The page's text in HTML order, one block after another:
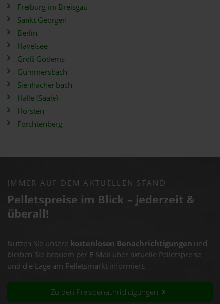
Freiburg im Breisgau
Sankt Georgen
Berlin
Havelsee
Groß Godems
Gummersbach
Sienhachenbach
Halle (Saale)
Hörsten
Forchtenberg
IMMER AUF DEM AKTUELLEN STAND
Pelletspreise im Blick – jederzeit &
überall!
Nutzen Sie unsere kostenlosen Benachrichtigungen und
bleiben Sie bequem per E-Mail über aktuelle Pelletspreise
und die Lage am Pelletsmarkt informiert.
Zu den Preisbenachrichtigungen